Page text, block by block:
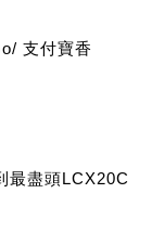
支付寶香
最盡頭LCX20C